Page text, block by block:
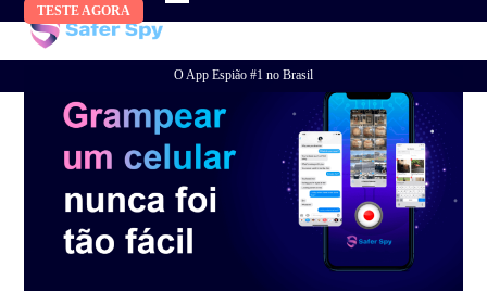
content
TESTE AGORA
O App Espião #1 no Brasil